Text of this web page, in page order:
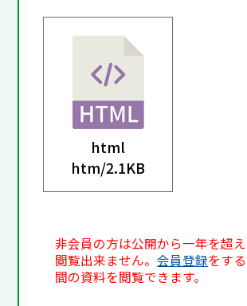
html
htm/2.1KB
非会員の方は公開から一年を超
閲覧出来ません。会員登録をす
間の資料を閲覧できます。